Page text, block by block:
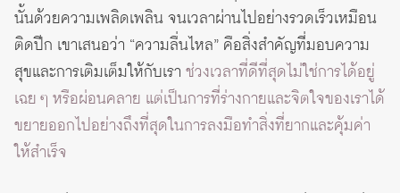
นั้นด้วยความเพลิดเพลิน จนเวลาผ่านไปอย่างรวดเร็วเหมือน
ติดปีก เขาเสนอว่า “ความลื่นไหล” คือสิ่งสำคัญที่มอบความ
สุขและการเติมเต็มให้กับเรา ช่วงเวลาที่ดีที่สุดไม่ใช่การได้อยู่
เฉย ๆ หรือผ่อนคลาย แต่เป็นการที่ร่างกายและจิตใจของเราได้
ขยายออกไปอย่างถึงที่สุดในการลงมือทำสิ่งที่ยากและคุ้มค่า
ให้สำเร็จ